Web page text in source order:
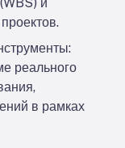
:
реального
в рамках